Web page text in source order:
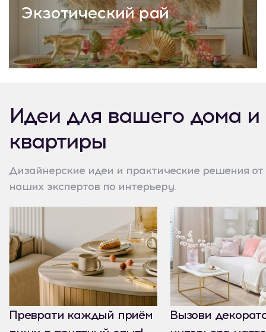
Экзотический рай
Идеи для вашего дома и
квартиры
Дизайнерские идеи и практические решения от
наших экспертов по интерьеру.
Преврати каждый приём
Вызови